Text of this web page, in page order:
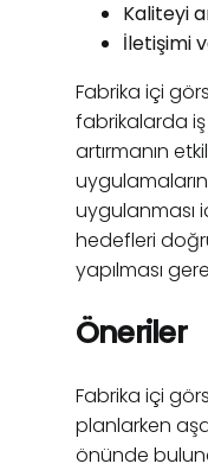
Kaliteyi
İletişimi
Fabrika içi
fabrikalarda
artırmanın
uygulamaların
uygulanması
hedefleri
yapılması
Öneriler
Fabrika içi
planlarken
önünde